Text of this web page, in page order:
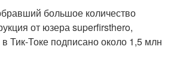
большое количество
от юзера superfirsthero,
в Тик-Токе подписано около 1,5 млн